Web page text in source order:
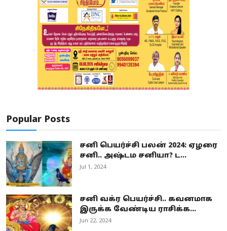
Popular Posts
சனி பெயர்ச்சி பலன் 2024: ஏழரை
சனி.. அஷ்டம சனியா? ட...
Jul 1, 2024
சனி வக்ர பெயர்ச்சி.. கவனமாக
இருக்க வேண்டிய ராசிக்க...
Jun 22, 2024